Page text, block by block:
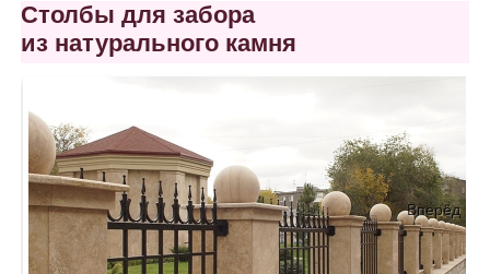
Столбы для забора
из натурального камня
Вперёд